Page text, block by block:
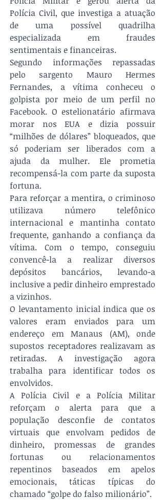
Polícia Civil, que investiga a atuação
de uma possível quadrilha
especializada em fraudes
sentimentais e financeiras.
Segundo informações repassadas
pelo sargento Mauro Hermes
Fernandes, a vítima conheceu o
golpista por meio de um perfil no
Facebook. O estelionatário afirmava
morar nos EUA e dizia possuir
“milhões de dólares” bloqueados, que
só poderiam ser liberados com a
ajuda da mulher. Ele prometia
recompensá-la com parte da suposta
fortuna.
Para reforçar a mentira, o criminoso
utilizava número telefônico
internacional e mantinha contato
frequente, ganhando a confiança da
vítima. Com o tempo, conseguiu
convencê-la a realizar diversos
depósitos bancários, levando-a
inclusive a pedir dinheiro emprestado
a vizinhos.
O levantamento inicial indica que os
valores eram enviados para um
endereço em Manaus (AM), onde
supostos receptadores realizavam as
retiradas. A investigação agora
trabalha para identificar todos os
envolvidos.
A Polícia Civil e a Polícia Militar
reforçam o alerta para que a
população desconfie de contatos
virtuais que envolvam pedidos de
dinheiro, promessas de grandes
fortunas ou relacionamentos
repentinos baseados em apelos
emocionais, táticas típicas do
chamado “golpe do falso milionário”.